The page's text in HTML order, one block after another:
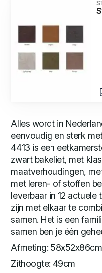
Alles wordt in
eenvoudig en sterk
4413 is een
zwart bakeliet, met
maatverhoudingen,
met leren- of stoffen
leverbaar in 12 actuele
zijn met elkaar te
samen. Het is een
samen ben je één
Afmeting: 58x52x86cm
Zithoogte: 49cm